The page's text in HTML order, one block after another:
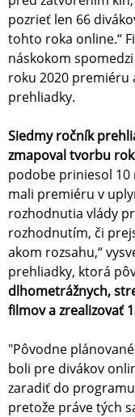
pozrieť len 66
tohto roka online.“
náskokom
roku 2020
prehliadky.
Siedmy ročník
zmapoval tvorbu
podobe priniesol
mali premiéru v
rozhodnutia vlády
rozhodnutím, či
akom rozsahu,“
prehliadky, ktorá
dlhometrážnych,
filmov a zrealizovať
"Pôvodne
boli pre divákov
zaradiť do
pretože práve tých